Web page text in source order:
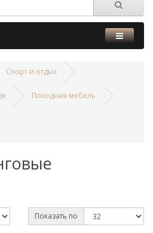
Спорт и отдых
Походная мебель
Показать по